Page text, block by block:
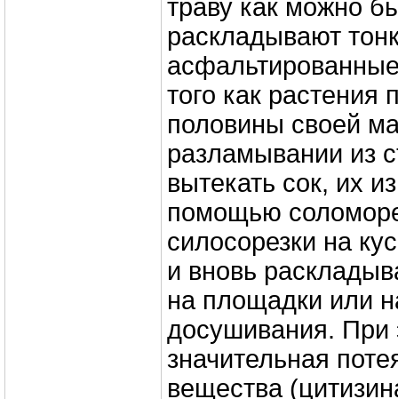
траву как можно
раскладывают
того как растения
половины своей
разламывании из
вытекать сок, их
помощью
силосорезки на
и вновь
на площадки или
досушивания. При
значительная
вещества